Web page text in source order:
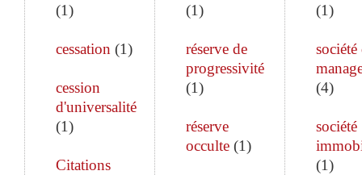
(1)
cessation (1)
cession
d'universalité
(1)
Citations
(1)
réserve de
progressivité
(1)
réserve
occulte(1)
(1)
société
(4)
société
(1)